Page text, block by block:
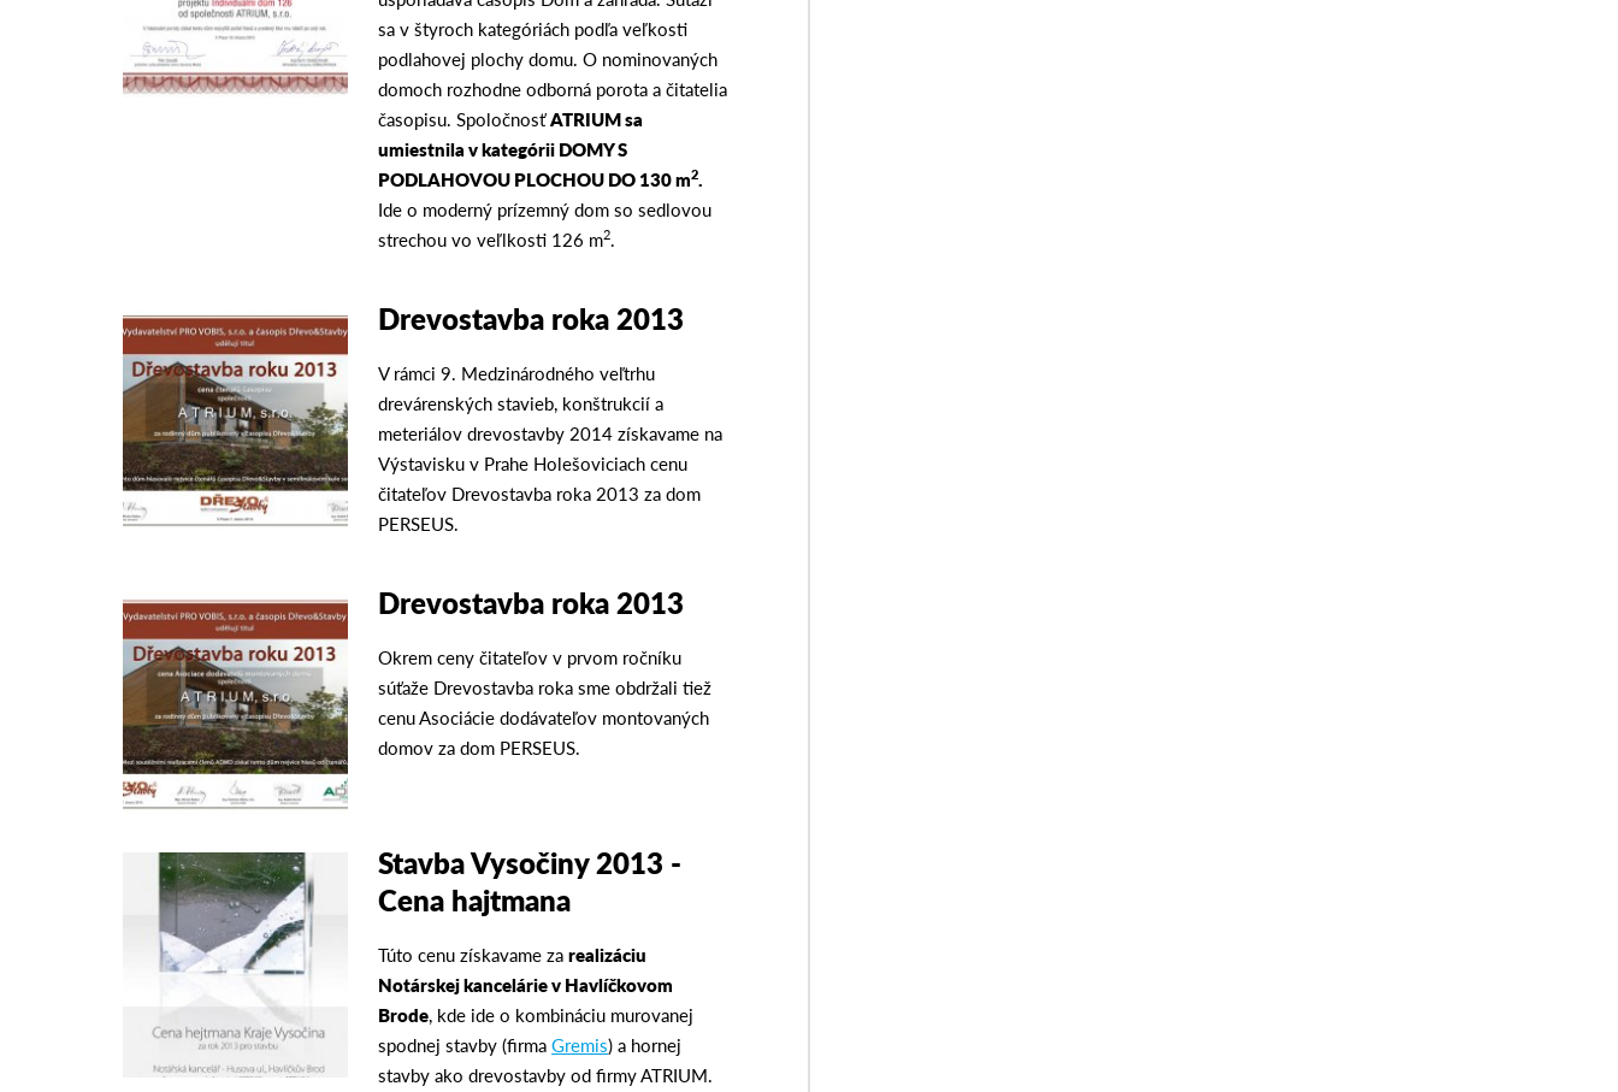
sa v štyroch kategóriách podľa veľkosti
podlahovej plochy domu. O nominovaných
domoch rozhodne odborná porota a čitatelia
časopisu. SpoločnosťATRIUM sa
umiestnila v kategórii DOMY S
PODLAHOVOU PLOCHOU DO 130 m2.
Ide o moderný prízemný dom so sedlovou
strechou vo veľlkosti 126 m2.
Drevostavba roka 2013
V rámci 9. Medzinárodného veľtrhu
drevárenských stavieb, konštrukcií a
meteriálov drevostavby 2014 získavame na
Výstavisku v Prahe Holešoviciach cenu
čitateľov Drevostavba roka 2013 za dom
PERSEUS.
Drevostavba roka 2013
Okrem ceny čitateľov v prvom ročníku
súťaže Drevostavba roka sme obdržali tiež
cenu Asociácie dodávateľov montovaných
domov za dom PERSEUS.
Stavba Vysočiny 2013 -
Cena hajtmana
Túto cenu získavame zarealizáciu
Notárskej kancelárie v Havlíčkovom
Brode, kde ide o kombináciu murovanej
spodnej stavby (firmaGremis) a hornej
stavby ako drevostavby od firmy ATRIUM.